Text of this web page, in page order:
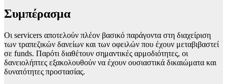
Συμπέρασμα
Οι servicers αποτελούν πλέον βασικό παράγοντα στη διαχείριση
των τραπεζικών δανείων και των οφειλών που έχουν μεταβιβαστεί
σε funds. Παρότι διαθέτουν σημαντικές αρμοδιότητες, οι
δανειολήπτες εξακολουθούν να έχουν ουσιαστικά δικαιώματα και
δυνατότητες προστασίας.